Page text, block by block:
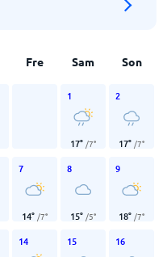
Fre Sam Son
1
17° /7°
2
17° /7°
7
14° /7°
8
15° /5°
9
18° /7°
14 15 16